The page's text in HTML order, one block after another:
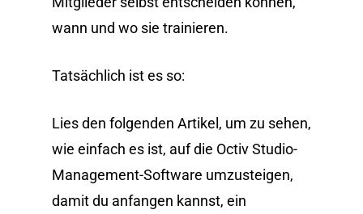
wann und wo sie trainieren.
Tatsächlich ist es so:
Lies den folgenden Artikel, um zu sehen,
wie einfach es ist, auf die Octiv Studio-
Management-Software umzusteigen,
damit du anfangen kannst, ein